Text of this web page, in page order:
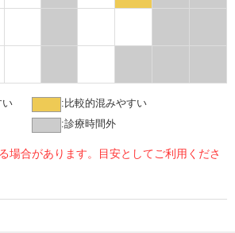
い : 比較的混みやすい
:診療時間外
場合があります。目安としてご利用くださ